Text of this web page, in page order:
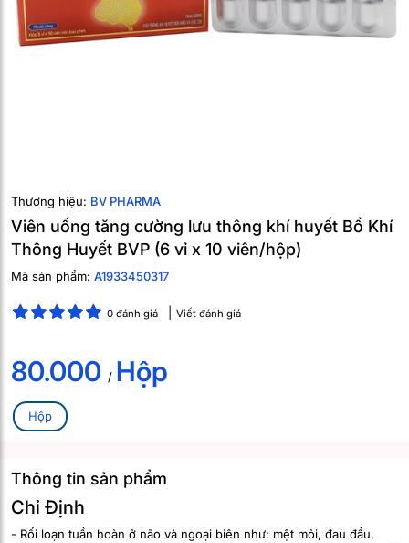
Thương hiệu: BV PHARMA
Viên uống tăng cường lưu thông khí huyết Bổ Khí
Thông Huyết BVP (6 vỉ x 10 viên/hộp)
Mã sản phẩm: A1933450317
0 đánh giá Viết đánh giá
80.000 / Hộp
Hộp
Thông tin sản phẩm
Chỉ Định
- Rối loạn tuần hoàn ở não và ngoại biên như: mệt mỏi, đau đầu,